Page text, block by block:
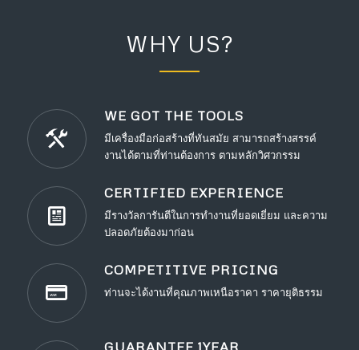
WHY US?
WE GOT THE TOOLS
มีเครื่องมือก่อสร้างที่ทันสมัย สามารถสร้างสรรค์
งานได้ตามที่ท่านต้องการ ตามหลักวิศวกรรม
CERTIFIED EXPERIENCE
มีรางวัลการันตีในการทำงานที่ยอดเยี่ยม และความ
ปลอดภัยต้องมาก่อน
COMPETITIVE PRICING
ท่านจะได้งานที่คุณภาพเหนือราคา ราคายุติธรรม